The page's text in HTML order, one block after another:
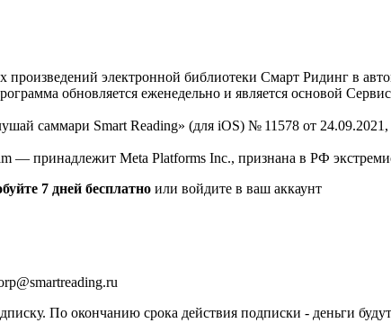
произведений электронной библиотеки Смарт Ридинг в
обновляется еженедельно и является основой
саммари Smart Reading» (для iOS) № 11578 от
— принадлежит Meta Platforms Inc., признана в РФ
7 дней бесплатно или войдите в ваш аккаунт
По окончанию срока действия подписки - деньги